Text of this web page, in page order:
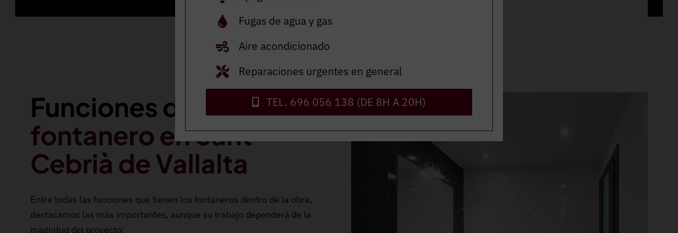
Funciones del
fontanero en Sant
Cebrià de Vallalta
Entre todas las funciones que tienen los fontaneros dentro de la obra,
destacamos las más importantes, aunque su trabajo dependerá de la
magnitud del proyecto:
Fugas de agua y gas
Aire acondicionado
Reparaciones urgentes en general
TEL. 696 056 138 (DE 8H A 20H)